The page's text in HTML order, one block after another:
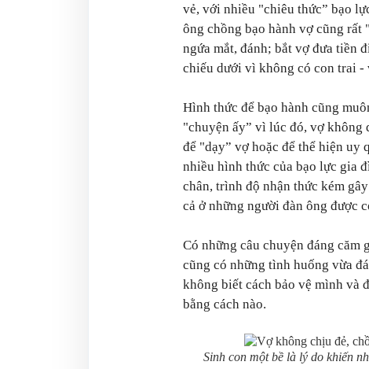
vẻ, với nhiều "chiêu thức” bạo
ông chồng bạo hành vợ cũng
ngứa mắt, đánh; bắt vợ đưa tiền
chiếu dưới vì không có con trai -
Hình thức để bạo hành cũng
"chuyện ấy” vì lúc đó, vợ
để "dạy” vợ hoặc để thể hiện uy
nhiều hình thức của bạo lực gia
chân, trình độ nhận thức kém
cả ở những người đàn ông được
Có những câu chuyện đáng căm
cũng có những tình huống vừa
không biết cách bảo vệ mình và
bằng cách nào.
Sinh con một bề là lý do khiến